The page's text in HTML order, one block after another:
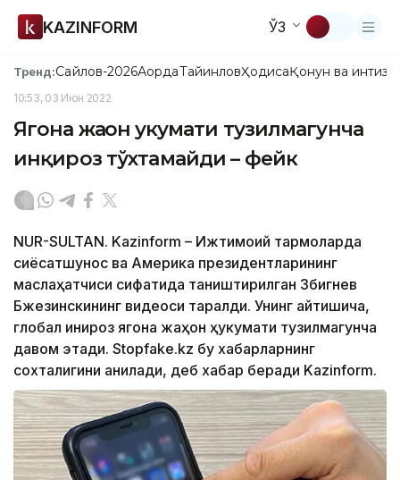
KAZINFORM ЎЗ
Тренд:Сайлов-2026АқордаТайинловҲодисаҚонун ва
10:53, 03 Июн 2022
Ягона жаҳон ҳукумати тузилмагунча
инқироз тўхтамайди – фейк
NUR-SULTAN. Kazinform – Ижтимоий тармоқларда
сиёсатшунос ва Америка президентларининг
маслаҳатчиси сифатида таништирилган Збигнев
Бжезинскининг видеоси тарқалди. Унинг айтишича,
глобал инқироз ягона жаҳон ҳукумати тузилмагунча
давом этади. Stopfake.kz бу хабарларнинг
сохталигини аниқлади, деб хабар беради Kazinform.